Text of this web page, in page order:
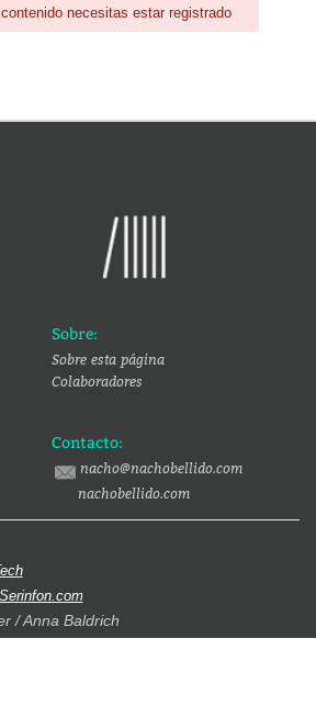
necesitas estar registrado
Sobre:
Sobre esta página
Colaboradores
Contacto:
nacho@nachobellido.com
nachobellido.com
Serinfon.com
/ Anna Baldrich